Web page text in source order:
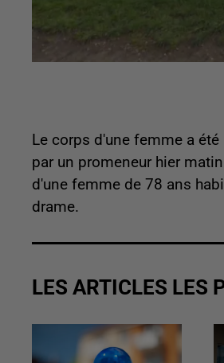
Le corps d'une femme a
par un promeneur hier
d'une femme de 78 ans
drame.
LES ARTICLES LES